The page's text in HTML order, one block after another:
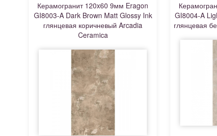
Керамогранит 120x60 9мм Eragon
GI8003-A Dark Brown Matt Glossy Ink
глянцевая коричневый Arcadia
Ceramica
GI8004-A
глянцевая